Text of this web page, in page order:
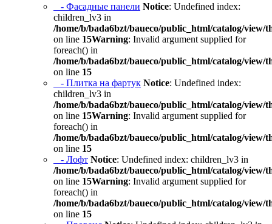
- Фасадные панели Notice: Undefined index:
children_lv3 in
/home/b/bada6bzt/baueco/public_html/catalog/view/
on line 15Warning: Invalid argument supplied for
foreach() in
/home/b/bada6bzt/baueco/public_html/catalog/view/
on line 15
- Плитка на фартук Notice: Undefined index:
children_lv3 in
/home/b/bada6bzt/baueco/public_html/catalog/view/
on line 15Warning: Invalid argument supplied for
foreach() in
/home/b/bada6bzt/baueco/public_html/catalog/view/
on line 15
- Лофт Notice: Undefined index: children_lv3 in
/home/b/bada6bzt/baueco/public_html/catalog/view/
on line 15Warning: Invalid argument supplied for
foreach() in
/home/b/bada6bzt/baueco/public_html/catalog/view/
on line 15